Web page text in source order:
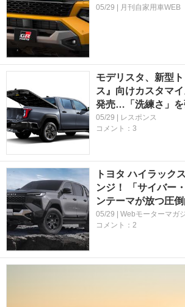
05/29 | 月刊自家用車WEB
モデリスタ、新型
ス』向けカスタマ
発売…「洗練さ」を
05/29 | レスポンス
コメント：3
トヨタ ハイラック
ンジ！ 「サイバー
ンテーマが放つ圧
05/29 | Webモーターマガ
コメント：2